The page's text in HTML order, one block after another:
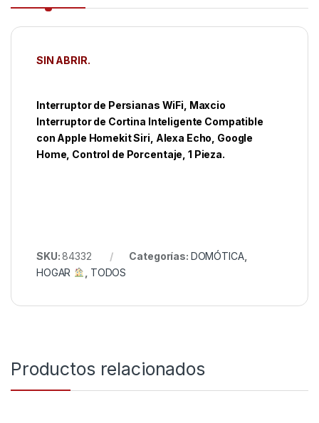
SIN ABRIR.
Interruptor de Persianas WiFi, Maxcio
Interruptor de Cortina Inteligente Compatible
con Apple Homekit Siri, Alexa Echo, Google
Home, Control de Porcentaje, 1 Pieza.
SKU:84332 Categorías: DOMÓTICA,
HOGAR
TODOS
Productos relacionados